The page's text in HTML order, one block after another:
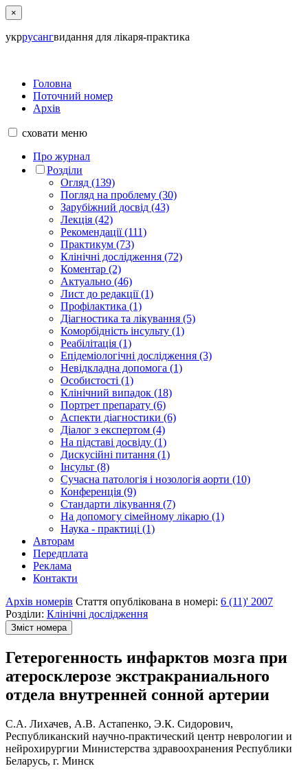
×
укррусангвидання для лікаря-практика
Головна
Поточний номер
Архів
сховати меню
Про журнал
Розділи
Огляд (139)
Погляд на проблему (30)
Зарубіжний досвід (43)
Лекція (42)
Рекомендації (111)
Практикум (73)
Клінічні дослідження (72)
Коментар (2)
Актуально (46)
Лист до редакції (1)
Профілактика (1)
Діагностика та лікування (5)
Коморбідність інсульту (1)
Реабілітація (1)
Епідеміологічні дослідження (3)
Невідкладна допомога (1)
Особистості (1)
Клінічний випадок (18)
Портрет препарату (6)
Аспекти діагностики (6)
Діалог з експертом (4)
На підставі досвіду (1)
Дискусійні питання (1)
Інсульт (8)
Сучасна патологія і нозологія аорти (10)
Конференція (9)
Стандарти лікування (7)
На допомогу сімейному лікарю (1)
Наука - практиці (1)
Авторам
Передплата
Реклама
Контакти
Архів номерів Стаття опублікована в номері: 6 (11)' 2007
Розділи: Клінічні дослідження
Зміст номера
Гетерогенность инфарктов мозга при
атеросклерозе экстракраниального
отдела внутренней сонной артерии
С.А. Лихачев, А.В. Астапенко, Э.К. Сидорович,
Республиканский научно-практический центр неврологии и
нейрохирургии Министерства здравоохранения Республики
Беларусь, г. Минск